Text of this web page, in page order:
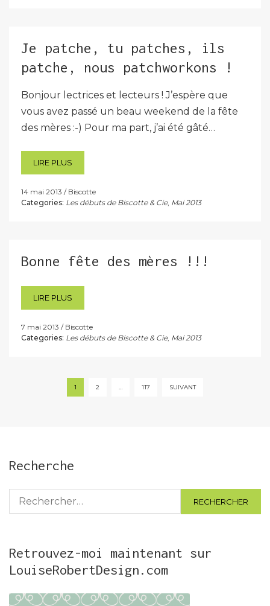
Je patche, tu patches, ils
patche, nous patchworkons !
Bonjour lectrices et lecteurs ! J’espère que
vous avez passé un beau weekend de la fête
des mères :-) Pour ma part, j’ai été gâté…
LIRE PLUS
14 mai 2013
Biscotte
Categories: Les débuts de Biscotte & Cie, Mai 2013
Bonne fête des mères !!!
LIRE PLUS
7 mai 2013
Biscotte
Categories: Les débuts de Biscotte & Cie, Mai 2013
Pagination1 2 … 117 SUIVANT
Recherche
Rechercher :
Retrouvez-moi maintenant sur
LouiseRobertDesign.com